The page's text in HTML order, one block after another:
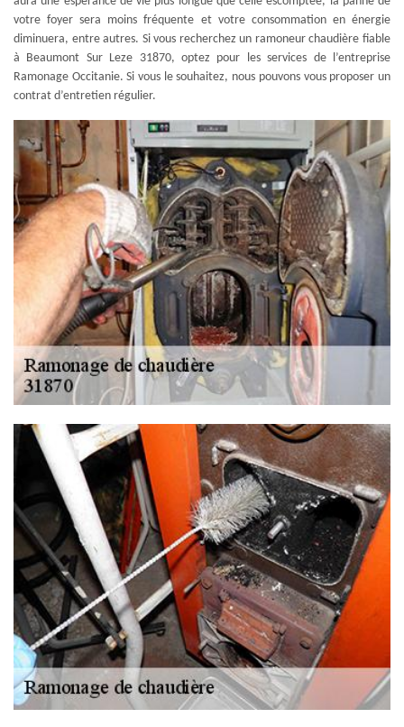
votre foyer sera moins fréquente et votre consommation en énergie
diminuera, entre autres. Si vous recherchez un ramoneur chaudière fiable
à Beaumont Sur Leze 31870, optez pour les services de l’entreprise
Ramonage Occitanie. Si vous le souhaitez, nous pouvons vous proposer un
contrat d’entretien régulier.